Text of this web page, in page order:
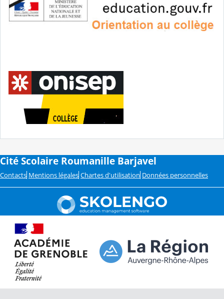
Cité Scolaire Roumanille Barjavel
Contacts Mentions légales Chartes d'utilisation Données personnelles